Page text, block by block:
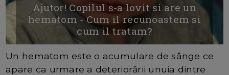
Ajutor! Copilul s-a lovit si are un
hematom - Cum il recunoastem si
cum il tratam?
Un hematom este o acumulare de sânge ce
apare ca urmare a deteriorării unuia dintre